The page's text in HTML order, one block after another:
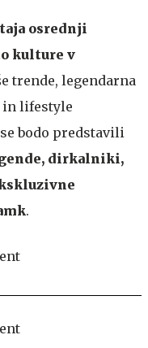
osrednji
kulture v
trende, legendarna
in lifestyle
bodo predstavili
dirkalniki,
.